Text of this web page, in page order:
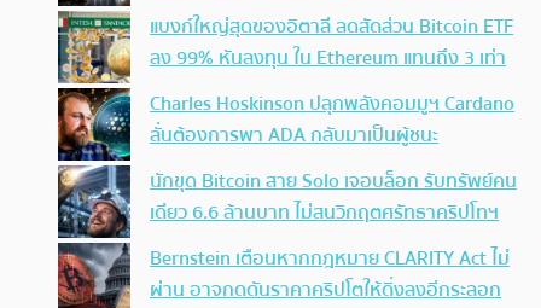
แบงก์ใหญ่สุดของอิตาลี ลดสัดส่วน Bitcoin ETF
ลง 99% หันลงทุน ใน Ethereum แทนถึง 3 เท่า
Charles Hoskinson ปลุกพลังคอมมูฯ Cardano
ลั่นต้องการพา ADA กลับมาเป็นผู้ชนะ
นักขุด Bitcoin สาย Solo เจอบล็อก รับทรัพย์คน
เดียว 6.6 ล้านบาท ไม่สนวิกฤตศรัทธาคริปโทฯ
Bernstein เตือนหากกฎหมาย CLARITY Act ไม่
ผ่าน อาจกดดันราคาคริปโตให้ดิ่งลงอีกระลอก